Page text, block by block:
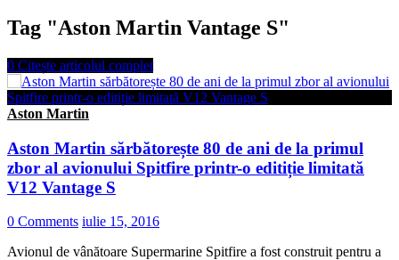
Tag "Aston Martin Vantage S"
0 Citește articolul complet
Aston Martin
Aston Martin sărbătorește 80 de ani de la primul
zbor al avionului Spitfire printr-o editiție limitată
V12 Vantage S
0 Comments iulie 15, 2016
Avionul de vânătoare Supermarine Spitfire a fost construit pentru a